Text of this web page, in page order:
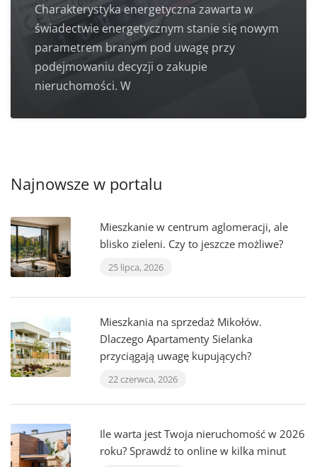
Charakterystyka energetyczna zawarta w
świadectwie energetycznym stanie się nowym
parametrem branym pod uwagę przy
podejmowaniu decyzji o zakupie
nieruchomości. W
Najnowsze w portalu
Mieszkanie w centrum aglomeracji, ale
blisko zieleni. Czy to jeszcze możliwe?
25 lipca, 2026
Mieszkania na sprzedaż Mikołów.
Dlaczego Apartamenty Sielanka
przyciągają uwagę kupujących?
22 czerwca, 2026
Ile warta jest Twoja nieruchomość w 2026
roku? Sprawdź to online w kilka minut